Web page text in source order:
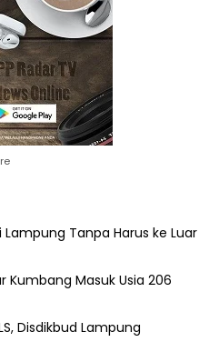
Tanpa Harus ke Luar
Kumbang Masuk Usia 206
Disdikbud Lampung